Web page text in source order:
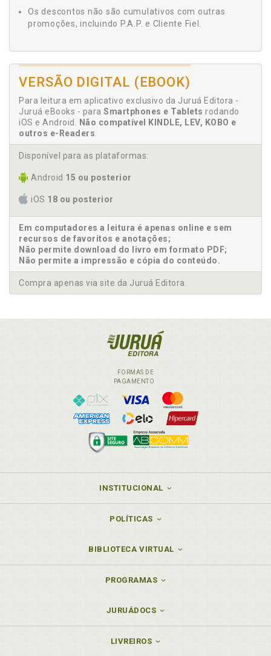
Os descontos não são cumulativos com outras
promoções, incluindo P.A.P. e Cliente Fiel.
VERSÃO DIGITAL (EBOOK)
Para leitura em aplicativo exclusivo da Juruá Editora -
Juruá eBooks - para Smartphones e Tablets rodando
iOS e Android.
Não compatível KINDLE, LEV, KOBO e
outros e-Readers
Disponível para as plataformas:
Android 15 ou posterior
iOS 18 ou posterior
Em computadores a leitura é apenas online e sem
recursos de favoritos e anotações;
Não permite download do livro em formato PDF;
Não permite a impressão e cópia do conteúdo.
Compra apenas via site da Juruá Editora.
FORMAS DE
PAGAMENTO
INSTITUCIONAL
POLÍTICAS
BIBLIOTECA VIRTUAL
PROGRAMAS
JURUÁDOCS
LIVREIROS